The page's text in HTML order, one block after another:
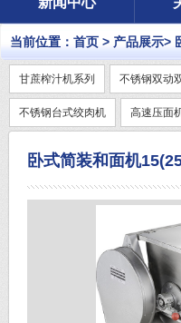
当前位置： 首页 > 产品展示>
甘蔗榨汁机系列 不锈钢双动
不锈钢台式绞肉机 高速压面
卧式简装和面机